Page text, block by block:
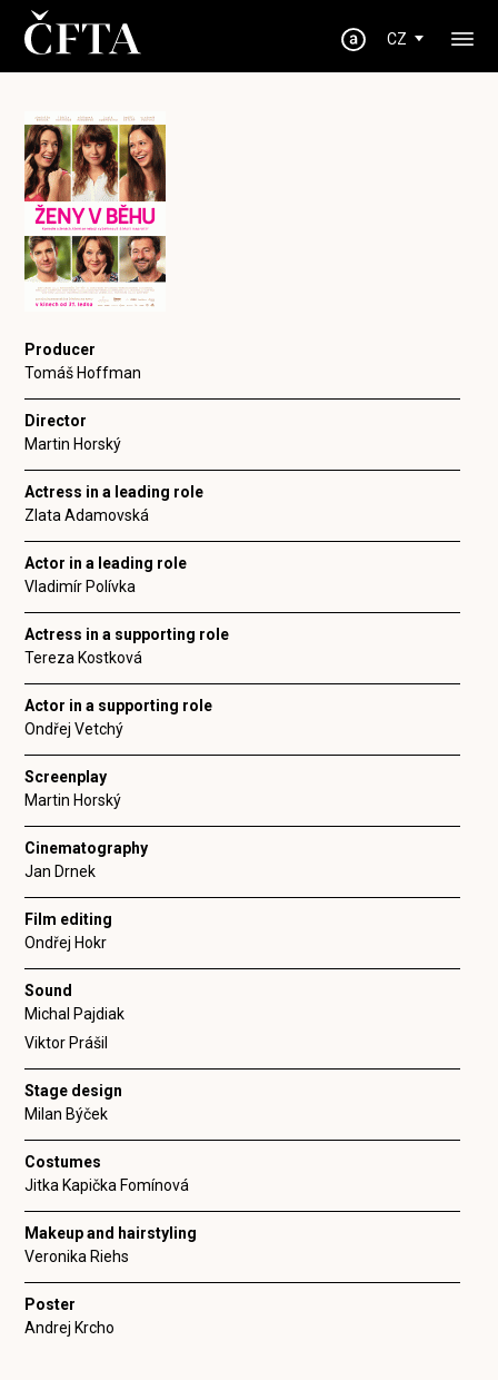
CZ
Producer
Tomáš Hoffman
Director
Martin Horský
Actress in a leading role
Zlata Adamovská
Actor in a leading role
Vladimír Polívka
Actress in a supporting role
Tereza Kostková
Actor in a supporting role
Ondřej Vetchý
Screenplay
Martin Horský
Cinematography
Jan Drnek
Film editing
Ondřej Hokr
Sound
Michal Pajdiak
Viktor Prášil
Stage design
Milan Býček
Costumes
Jitka Kapička Fomínová
Makeup and hairstyling
Veronika Riehs
Poster
Andrej Krcho